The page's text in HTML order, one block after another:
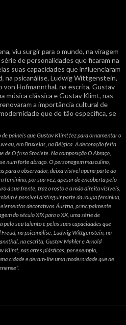
paineis que Gustav Klimt fez para ornamentar o
em Bruxelas, na Bélgica. A decoração feita
de O friso Stoclete. Na composição O Abraço,
num forte abraço. O personagem masculino,
para o observador, deixa visível apena parte do
feminina, por sua vez, apesar de encoberta pelo
à sua frente, traz o rosto e a mão direita visíveis,
é possível distinguir parte da roupa feminina,
elementos decorativos.Áustria, principalmente
do século XIX para o XX, uma série de
seu talento e pelas suas capacidades que
na psicanálise, Ludwig Wittgenstein, na
na escrita, Gustav Mahler e Arnold
Klimt, nas artes plásticas, por exemplo,
cidade e deram-lhe uma modernidade que de